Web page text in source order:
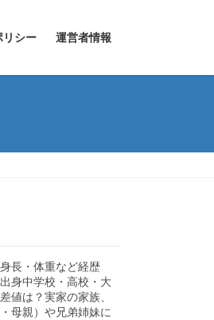
リシー 運営者情報
長・体重など経歴
身中学校・高校・大
値は？実家の家族、
母親）や兄弟姉妹に